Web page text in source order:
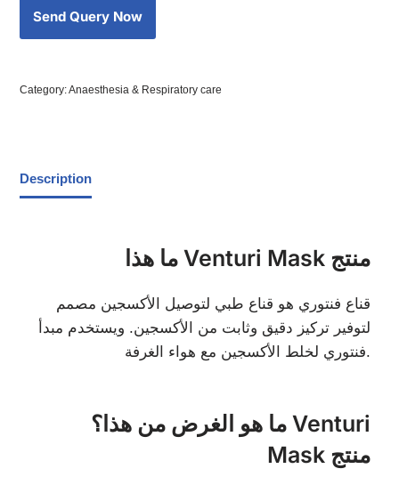
Category:Anaesthesia & Respiratory care
Description
ما هذا Venturi Mask منتج
قناع فنتوري هو قناع طبي لتوصيل الأكسجين مصمم
لتوفير تركيز دقيق وثابت من الأكسجين. ويستخدم مبدأ
فنتوري لخلط الأكسجين مع هواء الغرفة.
ما هو الغرض من هذا؟ Venturi
Mask منتج